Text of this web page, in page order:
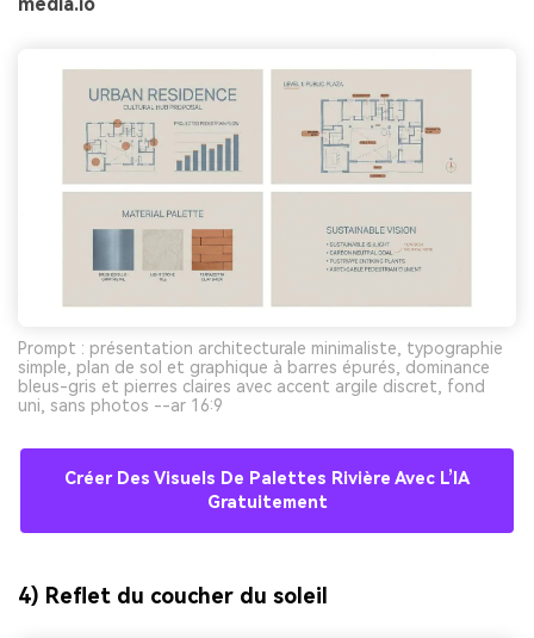
Prompt : présentation architecturale minimaliste, typographie
simple, plan de sol et graphique à barres épurés, dominance
bleus-gris et pierres claires avec accent argile discret, fond
uni, sans photos --ar 16:9
Créer Des Visuels De Palettes Rivière Avec L’IA
Gratuitement
4) Reflet du coucher du soleil